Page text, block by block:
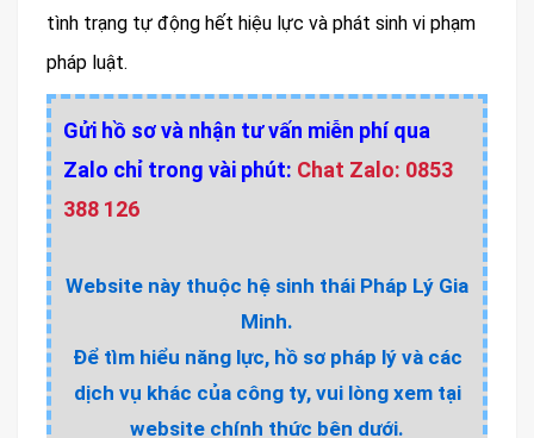
tình trạng tự động hết hiệu lực và phát sinh vi phạm
pháp luật.
Gửi hồ sơ và nhận tư vấn miễn phí qua
Zalo chỉ trong vài phút: Chat Zalo: 0853
388 126
Website này thuộc hệ sinh thái Pháp Lý Gia
Minh.
Để tìm hiểu năng lực, hồ sơ pháp lý và các
dịch vụ khác của công ty, vui lòng xem tại
website chính thức bên dưới.